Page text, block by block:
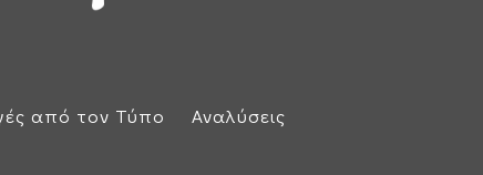
από τον Τύπο
Αναλύσεις